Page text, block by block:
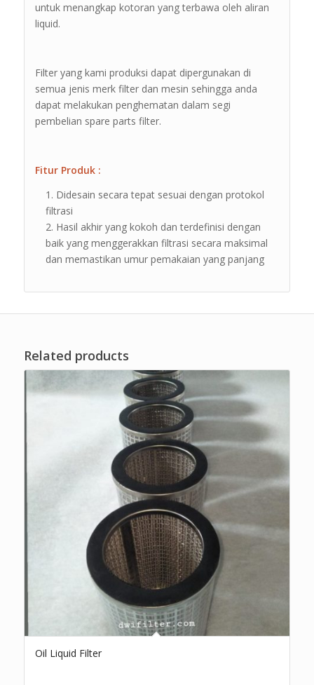
untuk menangkap kotoran yang terbawa oleh aliran
liquid.
Filter yang kami produksi dapat dipergunakan di
semua jenis merk filter dan mesin sehingga anda
dapat melakukan penghematan dalam segi
pembelian spare parts filter.
Fitur Produk :
Didesain secara tepat sesuai dengan protokol
filtrasi
Hasil akhir yang kokoh dan terdefinisi dengan
baik yang menggerakkan filtrasi secara maksimal
dan memastikan umur pemakaian yang panjang
Related products
Oil Liquid Filter